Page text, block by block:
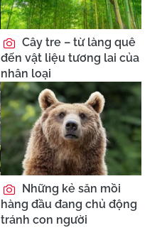
Cây tre – từ làng quê
đến vật liệu tương lai của
nhân loại
Những kẻ săn mồi
hàng đầu đang chủ động
tránh con người